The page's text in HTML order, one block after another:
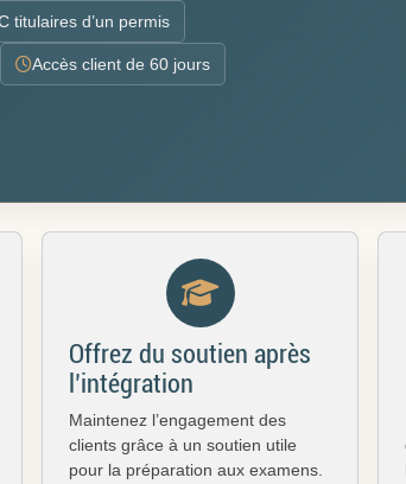
titulaires d’un permis
Accès client de 60 jours
Offrez du soutien après
l’intégration
Maintenez l’engagement des
clients grâce à un soutien utile
pour la préparation aux examens.